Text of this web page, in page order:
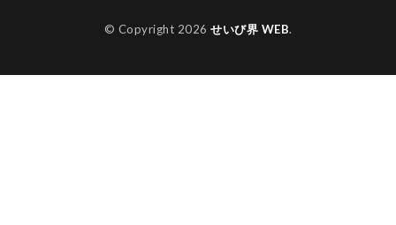
© Copyright 2026 せいび界 WEB.